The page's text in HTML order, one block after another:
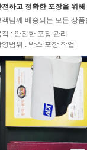
전하고 정확한 포장을 위
객님께 배송되는 모든 상
적 : 안전한 포장 관리
영범위 : 박스 포장 작업